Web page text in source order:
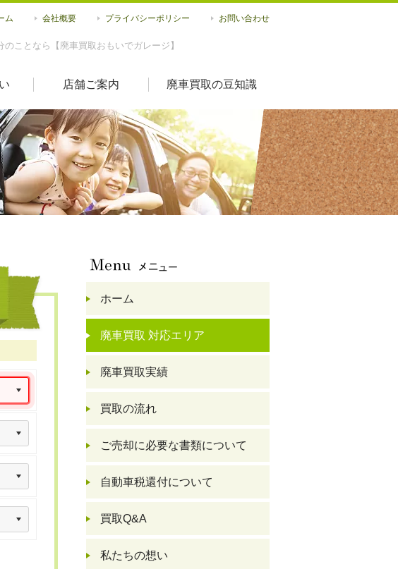
ことなら【廃車買取おもいでガレージ】
ム 会社概要 プライバシーポリシー お問い合わせ
店舗ご案内 廃車買取の豆知識
ホーム
廃車買取 対応エリア
廃車買取実績
買取の流れ
ご売却に必要な書類について
自動車税還付について
買取Q&A
私たちの想い